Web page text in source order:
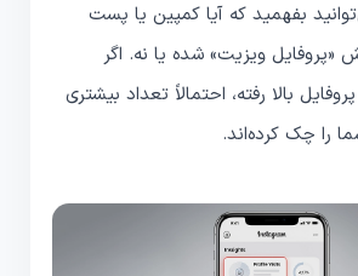
بفهمید که آیا کمپین یا پست
«پروفایل ویزیت» شده یا نه. اگر
بالا رفته، احتمالاً تعداد بیشتری
را چک کرده‌اند.